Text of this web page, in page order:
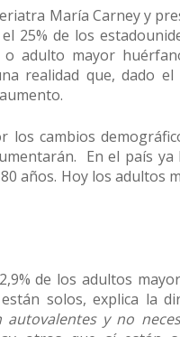
María Carney y
25% de los
o adulto mayor
realidad que, dado
cambios
En el país
años. Hoy los adultos
de los adultos
solos, explica la
autovalentes y no